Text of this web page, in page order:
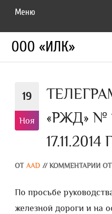
Меню
ООО «ИЛК»
19
Ноя
«РЖД» №
17.11.2014
ОТ AAD // КОММЕНТАРИИ
По просьбе
железной дороги и на